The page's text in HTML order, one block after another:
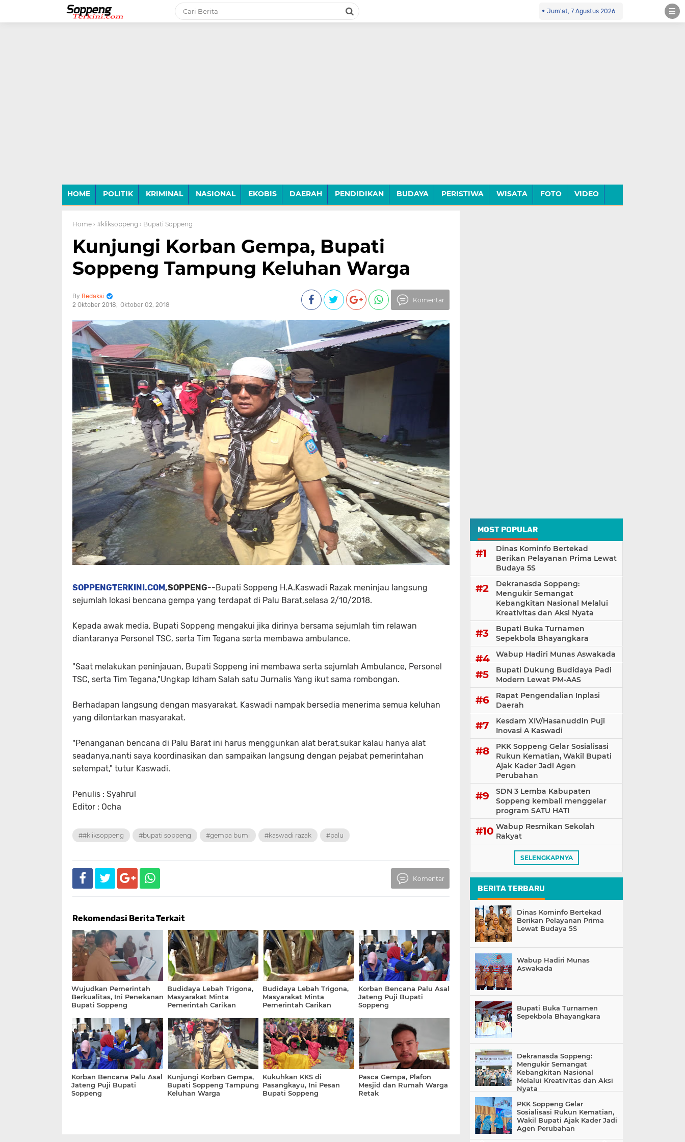
Jum'at, 7 Agustus 2026
HOME POLITIK KRIMINAL NASIONAL EKOBIS DAERAH PENDIDIKAN BUDAYA PERISTIWA WISATA FOTO VIDEO
Home › #kliksoppeng › Bupati Soppeng
Kunjungi Korban Gempa, Bupati
Soppeng Tampung Keluhan Warga
Redaksi
2 Oktober 2018
Oktober 02, 2018
Komentar
SOPPENGTERKINI.COM,SOPPENG--Bupati Soppeng H.A.Kaswadi Razak meninjau langsung
sejumlah lokasi bencana gempa yang terdapat di Palu Barat,selasa 2/10/2018.
Kepada awak media, Bupati Soppeng mengakui jika dirinya bersama sejumlah tim relawan
diantaranya Personel TSC, serta Tim Tegana serta membawa ambulance.
"Saat melakukan peninjauan, Bupati Soppeng ini membawa serta sejumlah Ambulance, Personel
TSC, serta Tim Tegana,"Ungkap Idham Salah satu Jurnalis Yang ikut sama rombongan.
Berhadapan langsung dengan masyarakat, Kaswadi nampak bersedia menerima semua keluhan
yang dilontarkan masyarakat.
"Penanganan bencana di Palu Barat ini harus menggunkan alat berat,sukar kalau hanya alat
seadanya,nanti saya koordinasikan dan sampaikan langsung dengan pejabat pemerintahan
setempat," tutur Kaswadi.
Penulis : Syahrul
Editor : Ocha
##kliksoppeng #bupati soppeng #gempa bumi #kaswadi razak #palu
Komentar
Rekomendasi Berita Terkait
Wujudkan Pemerintah
Berkualitas, Ini Penekanan
Bupati Soppeng
Budidaya Lebah Trigona,
Masyarakat Minta
Pemerintah Carikan
Budidaya Lebah Trigona,
Masyarakat Minta
Pemerintah Carikan
Korban Bencana Palu Asal
Jateng Puji Bupati
Soppeng
Korban Bencana Palu Asal
Jateng Puji Bupati
Soppeng
Kunjungi Korban Gempa,
Bupati Soppeng Tampung
Keluhan Warga
Kukuhkan KKS di
Pasangkayu, Ini Pesan
Bupati Soppeng
Pasca Gempa, Plafon
Mesjid dan Rumah Warga
Retak
MOST POPULAR
Dinas Kominfo Bertekad
Berikan Pelayanan Prima Lewat
Budaya 5S
Dekranasda Soppeng:
Mengukir Semangat
Kebangkitan Nasional Melalui
Kreativitas dan Aksi Nyata
Bupati Buka Turnamen
Sepekbola Bhayangkara
Wabup Hadiri Munas Aswakada
Bupati Dukung Budidaya Padi
Modern Lewat PM-AAS
Rapat Pengendalian Inplasi
Daerah
Kesdam XIV/Hasanuddin Puji
Inovasi A Kaswadi
PKK Soppeng Gelar Sosialisasi
Rukun Kematian, Wakil Bupati
Ajak Kader Jadi Agen
Perubahan
SDN 3 Lemba Kabupaten
Soppeng kembali menggelar
program SATU HATI
Wabup Resmikan Sekolah
Rakyat
SELENGKAPNYA
BERITA TERBARU
Dinas Kominfo Bertekad
Berikan Pelayanan Prima
Lewat Budaya 5S
Wabup Hadiri Munas
Aswakada
Bupati Buka Turnamen
Sepekbola Bhayangkara
Dekranasda Soppeng:
Mengukir Semangat
Kebangkitan Nasional
Melalui Kreativitas dan Aksi
Nyata
PKK Soppeng Gelar
Sosialisasi Rukun Kematian,
Wakil Bupati Ajak Kader Jadi
Agen Perubahan